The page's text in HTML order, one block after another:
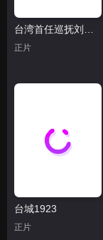
正片
台城1923
正片